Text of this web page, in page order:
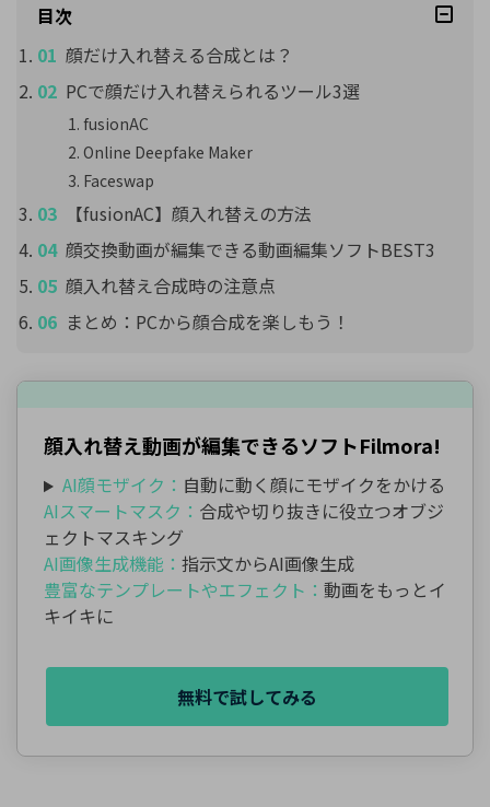
目次
顔だけ入れ替える合成とは？
PCで顔だけ入れ替えられるツール3選
fusionAC
Online Deepfake Maker
Faceswap
【fusionAC】顔入れ替えの方法
顔交換動画が編集できる動画編集ソフトBEST3
顔入れ替え合成時の注意点
まとめ：PCから顔合成を楽しもう！
顔入れ替え動画が編集できるソフトFilmora!
AI顔モザイク： 自動に動く顔にモザイクをかける
AIスマートマスク： 合成や切り抜きに役立つオブジ
ェクトマスキング
AI画像生成機能： 指示文からAI画像生成
豊富なテンプレートやエフェクト： 動画をもっとイ
キイキに
無料で試してみる